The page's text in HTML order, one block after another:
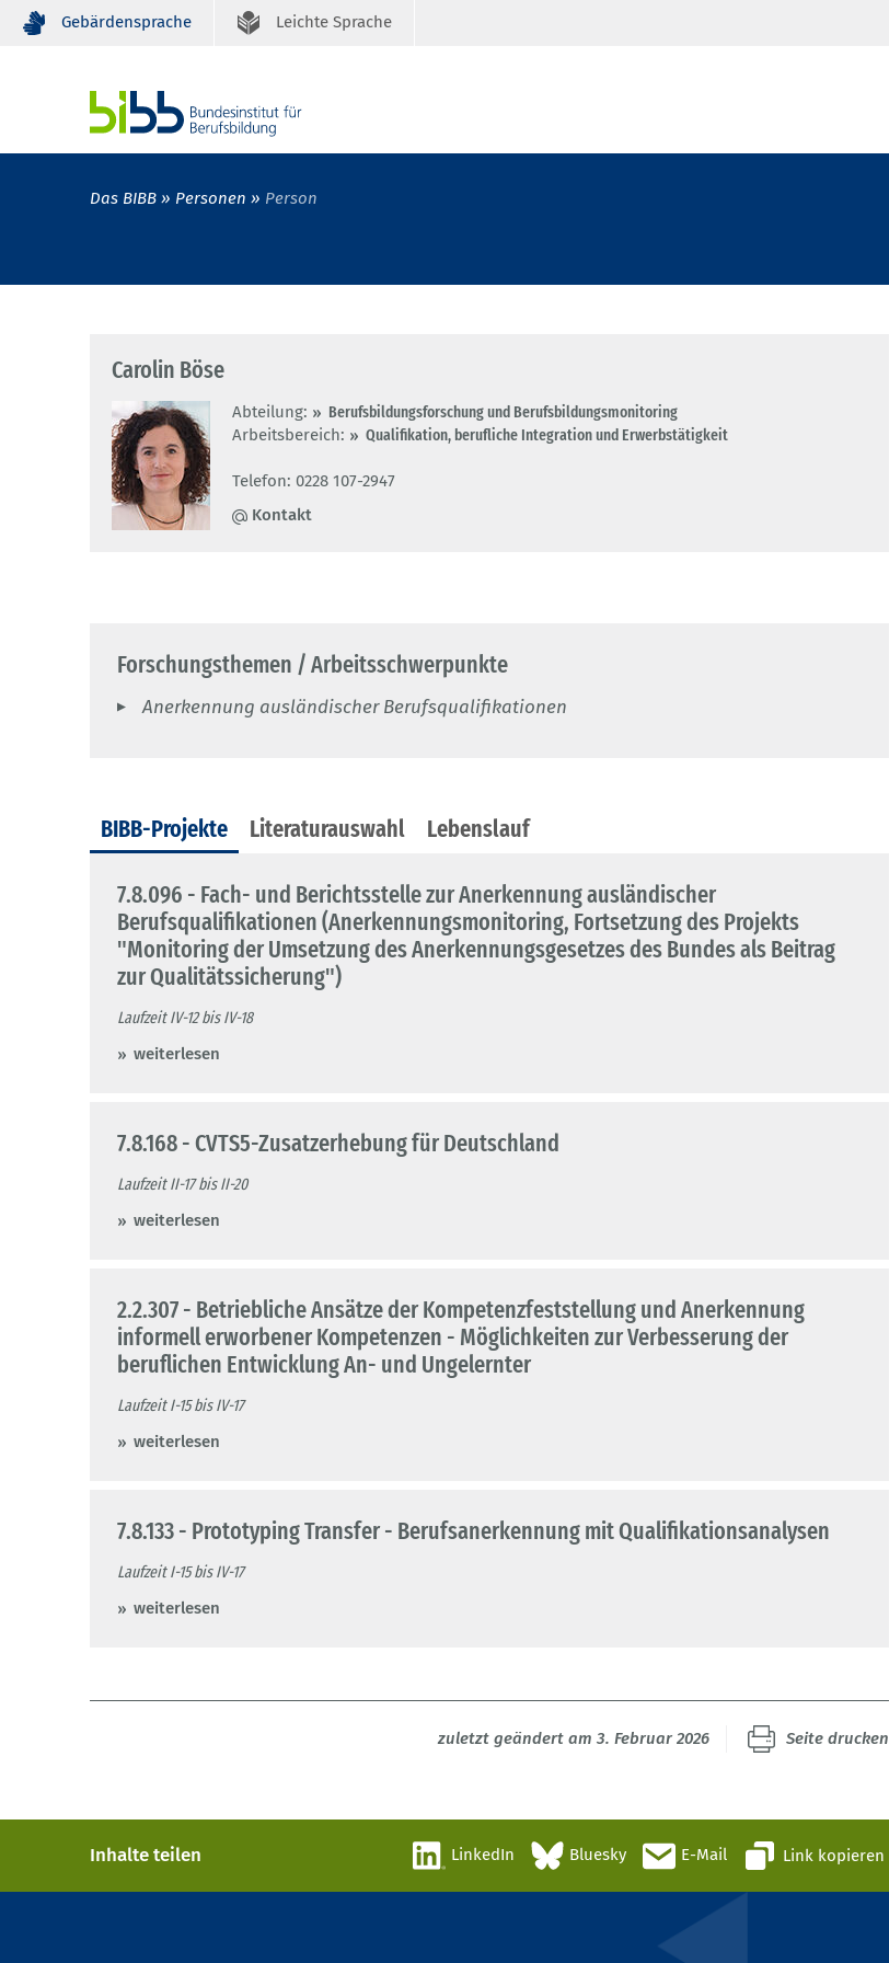
Gebärdensprache Leichte Sprache
Das BIBB Personen Person
Carolin Böse
Abteilung:
Berufsbildungsforschung und Berufsbildungsmonitoring
Arbeitsbereich:
Qualifikation, berufliche Integration und Erwerbstätigkeit
Telefon: 0228 107-2947
Kontakt
Forschungsthemen / Arbeitsschwerpunkte
Anerkennung ausländischer Berufsqualifikationen
BIBB-Projekte Literaturauswahl Lebenslauf
7.8.096 - Fach- und Berichtsstelle zur Anerkennung ausländischer
Berufsqualifikationen (Anerkennungsmonitoring, Fortsetzung des Projekts
"Monitoring der Umsetzung des Anerkennungsgesetzes des Bundes als Beitrag
zur Qualitätssicherung")
Laufzeit IV-12 bis IV-18
weiterlesen
7.8.168 - CVTS5-Zusatzerhebung für Deutschland
Laufzeit II-17 bis II-20
weiterlesen
2.2.307 - Betriebliche Ansätze der Kompetenzfeststellung und Anerkennung
informell erworbener Kompetenzen - Möglichkeiten zur Verbesserung der
beruflichen Entwicklung An- und Ungelernter
Laufzeit I-15 bis IV-17
weiterlesen
7.8.133 - Prototyping Transfer - Berufsanerkennung mit Qualifikationsanalysen
Laufzeit I-15 bis IV-17
weiterlesen
zuletzt geändert am 3. Februar 2026 Seite drucken
Inhalte teilen LinkedIn Bluesky E-Mail Link kopieren